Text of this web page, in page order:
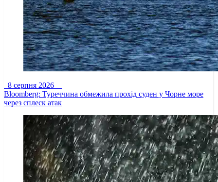
8 серпня 2026
Bloomberg: Туреччина обмежила прохід суден у Чорне море
через сплеск атак